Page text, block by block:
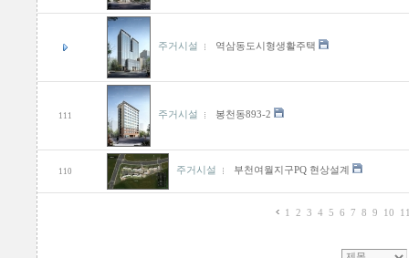
주거시설 역삼동도시형생활주택
111 주거시설 봉천동893-2
110 주거시설 부천여월지구PQ 현상설계
1 2 3 4 5 6 7 8 9 10